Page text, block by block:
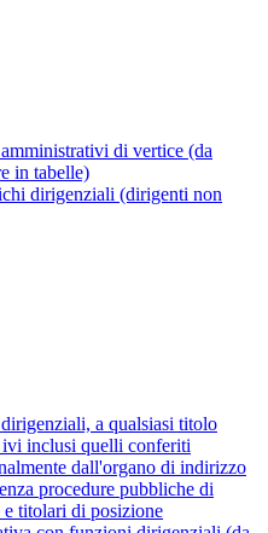
di vertice (da
in tabelle)
dirigenziali (dirigenti non
a qualsiasi titolo
inclusi quelli conferiti
dall'organo di indirizzo
procedure pubbliche di
e titolari di posizione